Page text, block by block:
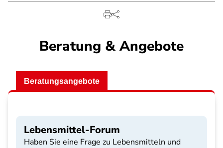
Beratung & Angebote
Beratungsangebote
Lebensmittel-Forum
Haben Sie eine Frage zu Lebensmitteln und